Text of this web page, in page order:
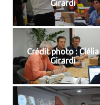
Girardi
Crédit photo : Clélia
Girardi